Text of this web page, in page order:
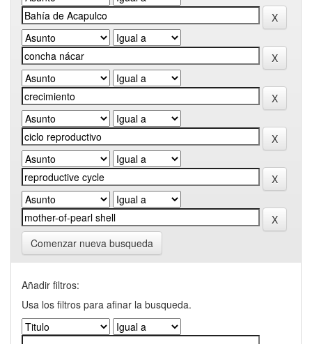
Comenzar nueva busqueda
Añadir filtros:
Usa los filtros para afinar la busqueda.